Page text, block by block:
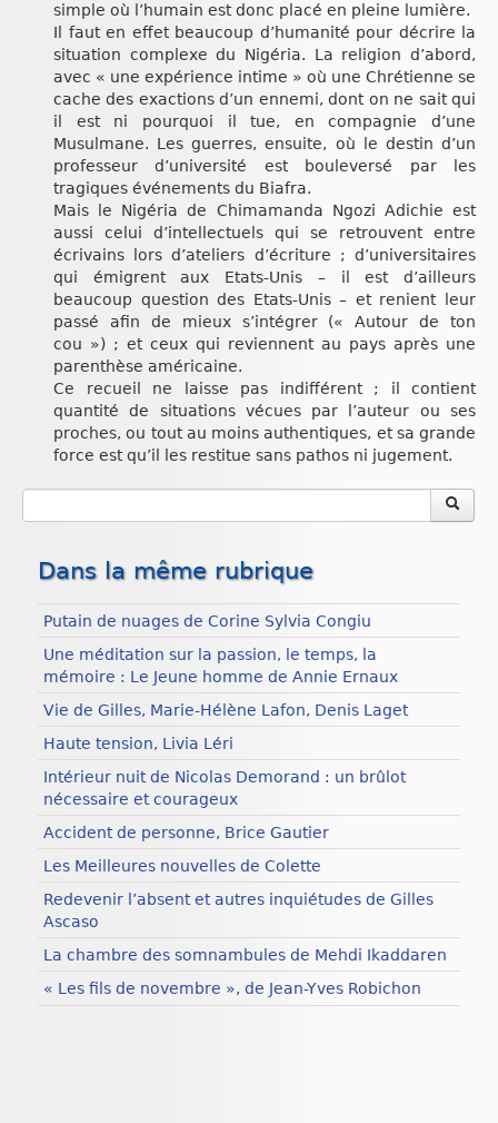
simple où l’humain est donc placé en pleine lumière.
Il faut en effet beaucoup d’humanité pour décrire la
situation complexe du Nigéria. La religion d’abord,
avec « une expérience intime » où une Chrétienne se
cache des exactions d’un ennemi, dont on ne sait qui
il est ni pourquoi il tue, en compagnie d’une
Musulmane. Les guerres, ensuite, où le destin d’un
professeur d’université est bouleversé par les
tragiques événements du Biafra.
Mais le Nigéria de Chimamanda Ngozi Adichie est
aussi celui d’intellectuels qui se retrouvent entre
écrivains lors d’ateliers d’écriture ; d’universitaires
qui émigrent aux Etats-Unis – il est d’ailleurs
beaucoup question des Etats-Unis – et renient leur
passé afin de mieux s’intégrer (« Autour de ton
cou ») ; et ceux qui reviennent au pays après une
parenthèse américaine.
Ce recueil ne laisse pas indifférent ; il contient
quantité de situations vécues par l’auteur ou ses
proches, ou tout au moins authentiques, et sa grande
force est qu’il les restitue sans pathos ni jugement.
Dans la même rubrique
Putain de nuages de Corine Sylvia Congiu
Une méditation sur la passion, le temps, la
mémoire : Le Jeune homme de Annie Ernaux
Vie de Gilles, Marie-Hélène Lafon, Denis Laget
Haute tension, Livia Léri
Intérieur nuit de Nicolas Demorand : un brûlot
nécessaire et courageux
Accident de personne, Brice Gautier
Les Meilleures nouvelles de Colette
Redevenir l’absent et autres inquiétudes de Gilles
Ascaso
La chambre des somnambules de Mehdi Ikaddaren
« Les fils de novembre », de Jean-Yves Robichon